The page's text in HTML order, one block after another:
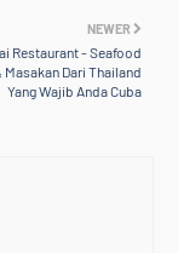
NEWER
Restaurant - Seafood
Masakan Dari Thailand
Yang Wajib Anda Cuba